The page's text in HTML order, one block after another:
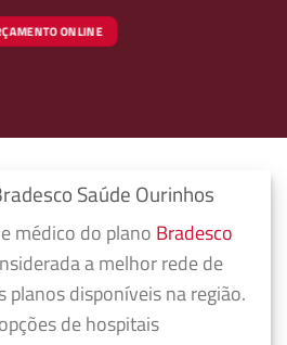
ONLINE
Saúde Ourinhos
médico do plano Bradesco
a melhor rede de
disponíveis na região.
de hospitais